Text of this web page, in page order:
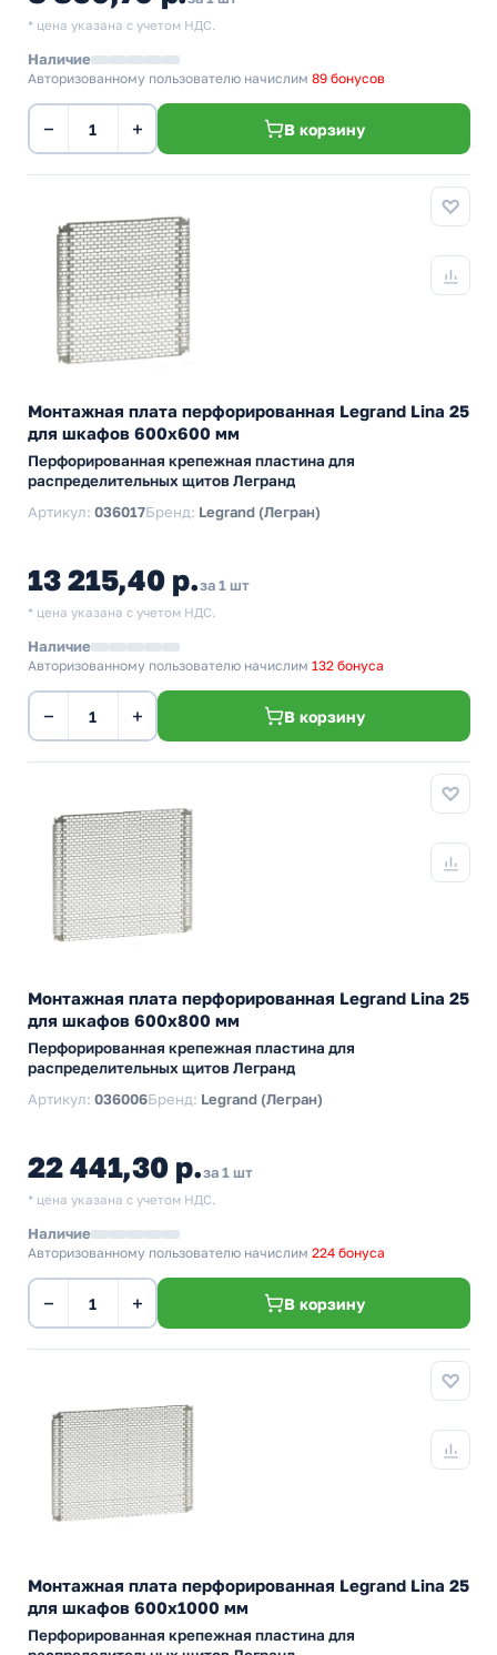
* цена указана с учетом НДС.
Наличие
Авторизованному пользователю начислим 89 бонусов
− + В корзину
Монтажная плата перфорированная Legrand Lina 25
для шкафов 600х600 мм
Перфорированная крепежная пластина для
распределительных щитов Легранд
Артикул: 036017Бренд: Legrand (Легран)
13 215,40 р.за 1 шт
* цена указана с учетом НДС.
Наличие
Авторизованному пользователю начислим 132 бонуса
− + В корзину
Монтажная плата перфорированная Legrand Lina 25
для шкафов 600x800 мм
Перфорированная крепежная пластина для
распределительных щитов Легранд
Артикул: 036006Бренд: Legrand (Легран)
22 441,30 р.за 1 шт
* цена указана с учетом НДС.
Наличие
Авторизованному пользователю начислим 224 бонуса
− + В корзину
Монтажная плата перфорированная Legrand Lina 25
для шкафов 600x1000 мм
Перфорированная крепежная пластина для